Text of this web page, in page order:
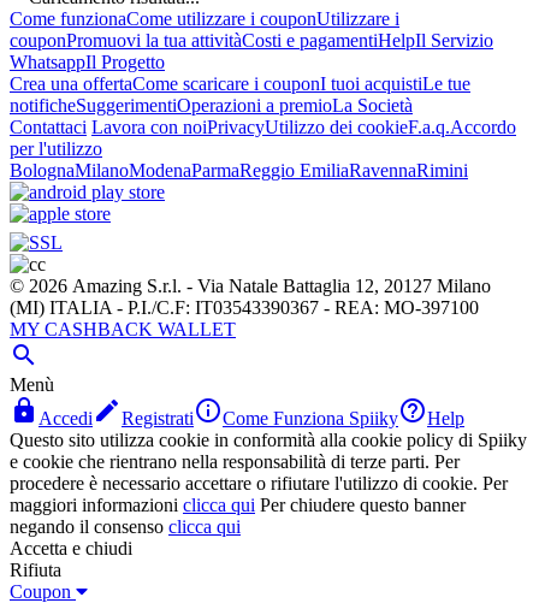
Come funzionaCome utilizzare i couponUtilizzare i
couponPromuovi la tua attivitàCosti e pagamentiHelpIl Servizio
WhatsappIl Progetto
Crea una offertaCome scaricare i couponI tuoi acquistiLe tue
notificheSuggerimentiOperazioni a premioLa Società
Contattaci Lavora con noiPrivacyUtilizzo dei cookieF.a.q.Accordo
per l'utilizzo
BolognaMilanoModenaParmaReggio EmiliaRavennaRimini
© 2026 Amazing S.r.l. - Via Natale Battaglia 12, 20127 Milano
(MI) ITALIA - P.I./C.F: IT03543390367 - REA: MO-397100
MY CASHBACK WALLET

Menù
 Accedi RegistratiCome Funziona SpiikyHelp
Questo sito utilizza cookie in conformità alla cookie policy di Spiiky
e cookie che rientrano nella responsabilità di terze parti. Per
procedere è necessario accettare o rifiutare l'utilizzo di cookie. Per
maggiori informazioni clicca qui Per chiudere questo banner
negando il consenso clicca qui
Accetta e chiudi
Rifiuta
Coupon